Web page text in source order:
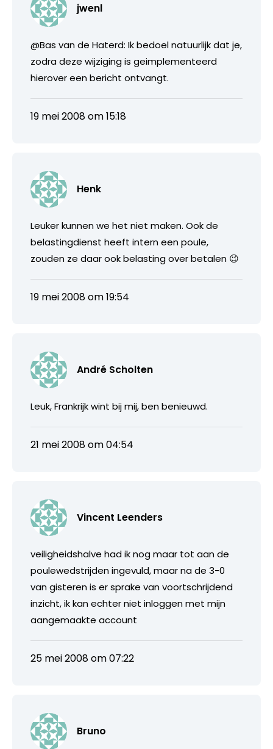
jwenl
@Bas van de Haterd: Ik bedoel natuurlijk dat je,
zodra deze wijziging is geimplementeerd
hierover een bericht ontvangt.
19 mei 2008 om 15:18
Henk
Leuker kunnen we het niet maken. Ook de
belastingdienst heeft intern een poule,
zouden ze daar ook belasting over betalen 😉
19 mei 2008 om 19:54
André Scholten
Leuk, Frankrijk wint bij mij, ben benieuwd.
21 mei 2008 om 04:54
Vincent Leenders
veiligheidshalve had ik nog maar tot aan de
poulewedstrijden ingevuld, maar na de 3-0
van gisteren is er sprake van voortschrijdend
inzicht, ik kan echter niet inloggen met mijn
aangemaakte account
25 mei 2008 om 07:22
Bruno